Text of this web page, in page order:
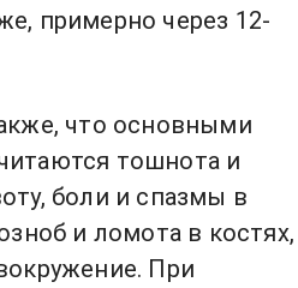
примерно через 12-
что основными
тошнота и
боли и спазмы в
и ломота в костях,
При